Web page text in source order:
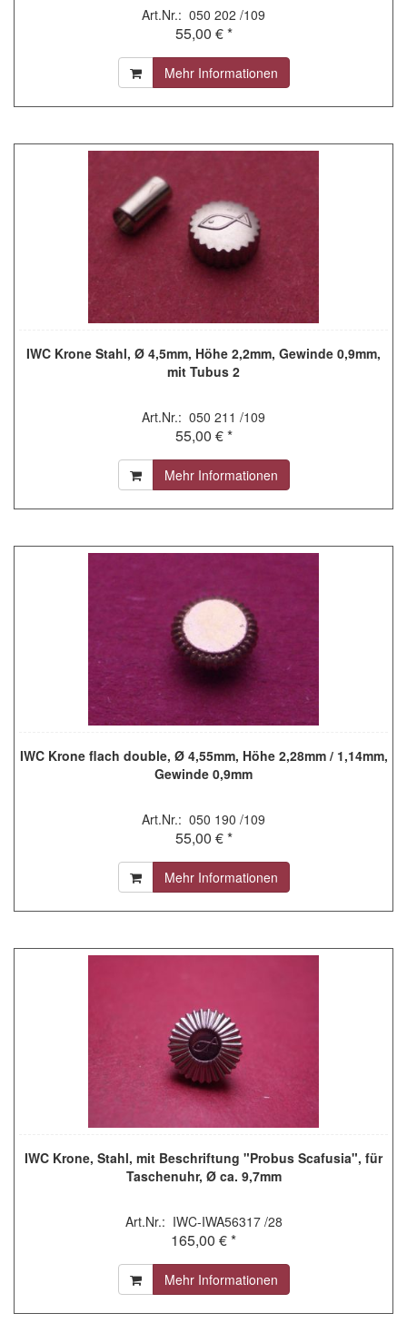
Art.Nr.: 050 202 /109
55,00 € *
Mehr Informationen
IWC Krone Stahl, Ø 4,5mm, Höhe 2,2mm, Gewinde 0,9mm,
mit Tubus 2
Art.Nr.: 050 211 /109
55,00 € *
Mehr Informationen
IWC Krone flach double, Ø 4,55mm, Höhe 2,28mm / 1,14mm,
Gewinde 0,9mm
Art.Nr.: 050 190 /109
55,00 € *
Mehr Informationen
IWC Krone, Stahl, mit Beschriftung "Probus Scafusia", für
Taschenuhr, Ø ca. 9,7mm
Art.Nr.: IWC-IWA56317 /28
165,00 € *
Mehr Informationen